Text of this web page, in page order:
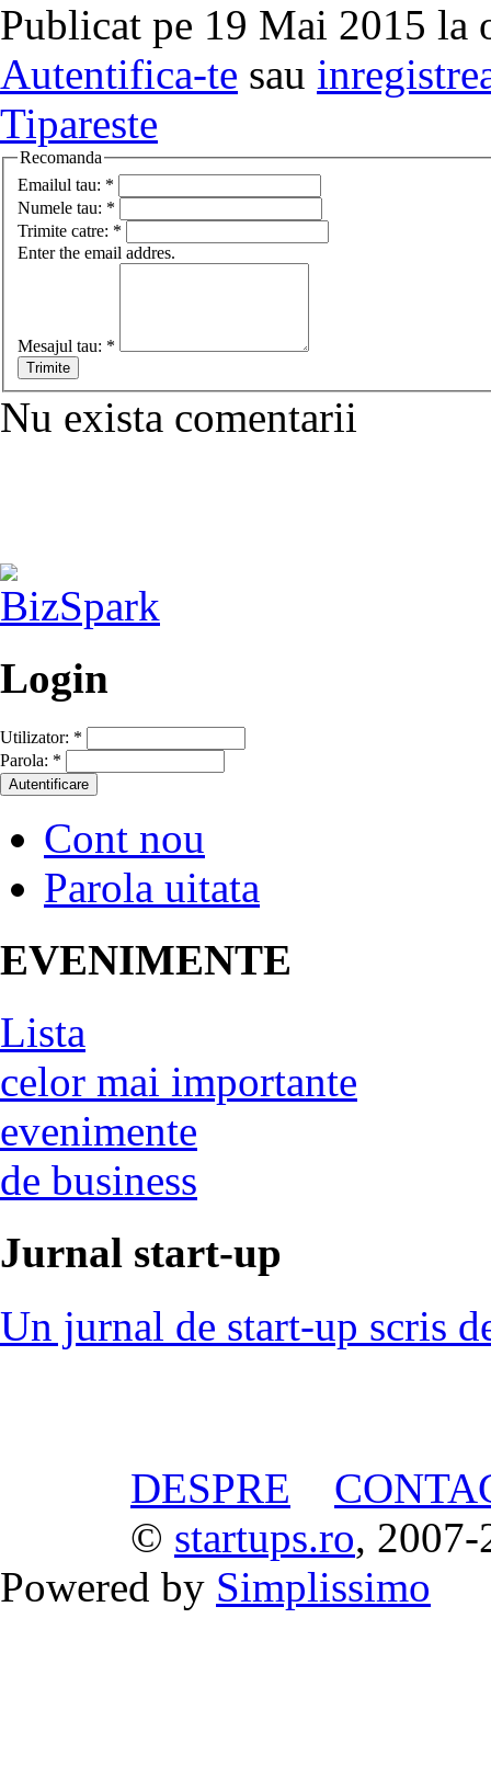
Publicat pe 19 Mai 2015 la
Autentifica-te sau
Tipareste
Recomanda
Emailul tau: *
Numele tau: *
Trimite catre: *
Enter the email addres.
Mesajul tau: *
Nu exista comentarii
Login
Utilizator: *
Parola: *
Cont nou
Parola uitata
EVENIMENTE
Lista
celor mai importante
evenimente
de business
Jurnal start-up
Un jurnal de start-up scris
DESPRE
© startups.ro, 2007-
Powered by Simplissimo